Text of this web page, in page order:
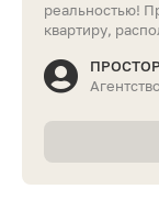
реальностью!
квартиру,
Агентство